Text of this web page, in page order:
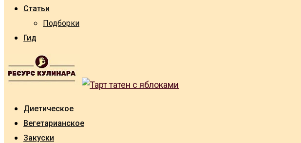
Статьи
Подборки
Гид
Диетическое
Вегетарианское
Закуски